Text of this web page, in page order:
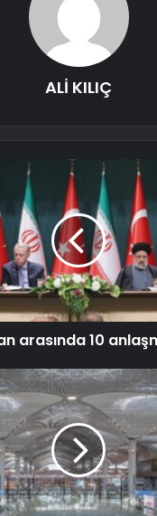
ALİ KILIÇ
arasında 10